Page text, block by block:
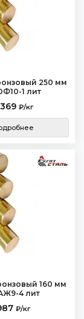
250 мм
1 лит
369 ₽/кг
160 мм
4 лит
₽/кг